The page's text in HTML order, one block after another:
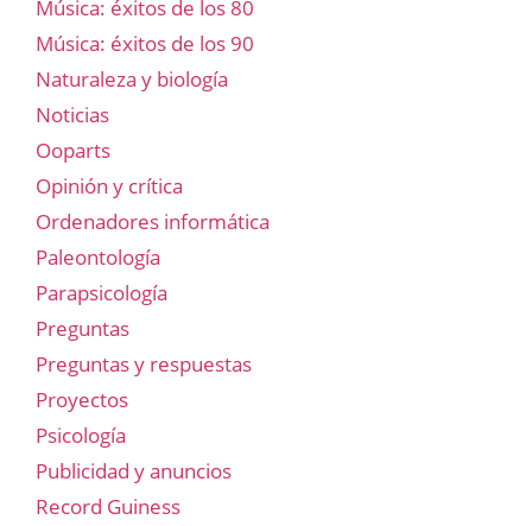
Música: éxitos de los 80
Música: éxitos de los 90
Naturaleza y biología
Noticias
Ooparts
Opinión y crítica
Ordenadores informática
Paleontología
Parapsicología
Preguntas
Preguntas y respuestas
Proyectos
Psicología
Publicidad y anuncios
Record Guiness